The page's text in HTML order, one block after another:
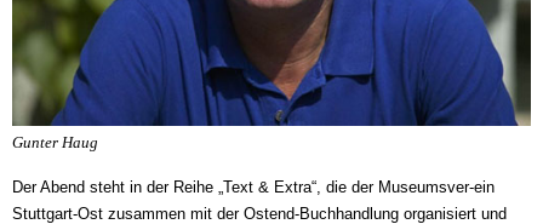
Gunter Haug
Der Abend steht in der Reihe „Text & Extra“, die der Museumsver-ein
Stuttgart-Ost zusammen mit der Ostend-Buchhandlung organisiert und